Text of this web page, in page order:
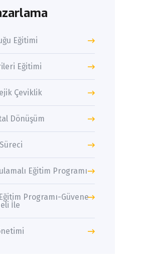
Eğitimi
Eğitimi
Çeviklik
Dönüşüm
Eğitim Programı
Programı-Güvene
İle